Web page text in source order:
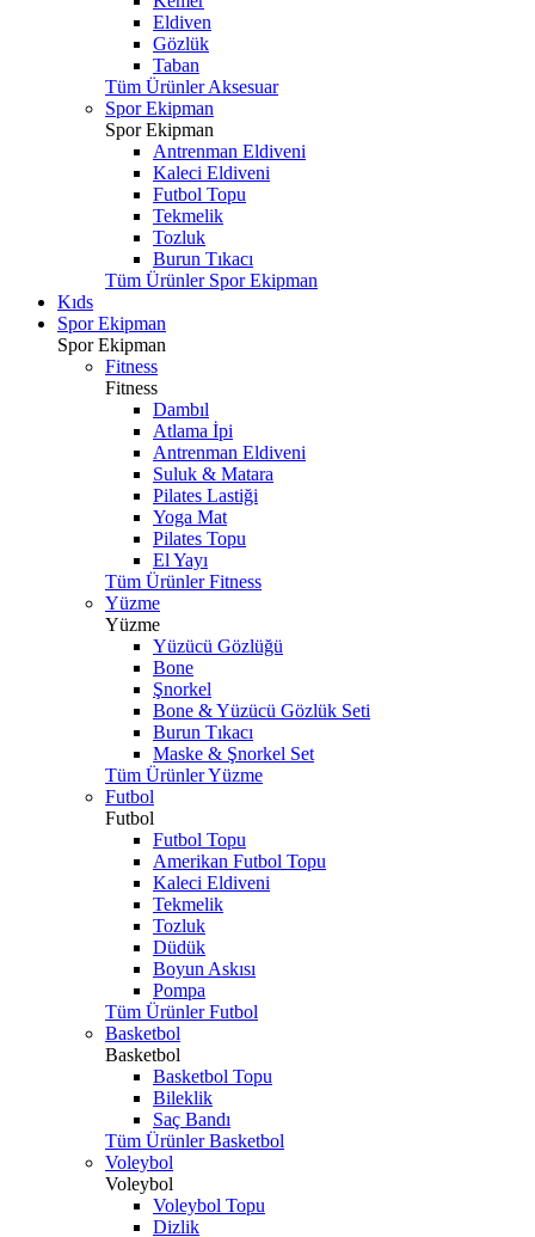
Eldiven
Gözlük
Taban
Tüm Ürünler Aksesuar
Spor Ekipman
Spor Ekipman
Antrenman Eldiveni
Kaleci Eldiveni
Futbol Topu
Tekmelik
Tozluk
Burun Tıkacı
Tüm Ürünler Spor Ekipman
Kıds
Spor Ekipman
Spor Ekipman
Fitness
Fitness
Dambıl
Atlama İpi
Antrenman Eldiveni
Suluk & Matara
Pilates Lastiği
Yoga Mat
Pilates Topu
El Yayı
Tüm Ürünler Fitness
Yüzme
Yüzme
Yüzücü Gözlüğü
Bone
Şnorkel
Bone & Yüzücü Gözlük Seti
Burun Tıkacı
Maske & Şnorkel Set
Tüm Ürünler Yüzme
Futbol
Futbol
Futbol Topu
Amerikan Futbol Topu
Kaleci Eldiveni
Tekmelik
Tozluk
Düdük
Boyun Askısı
Pompa
Tüm Ürünler Futbol
Basketbol
Basketbol
Basketbol Topu
Bileklik
Saç Bandı
Tüm Ürünler Basketbol
Voleybol
Voleybol
Voleybol Topu
Dizlik